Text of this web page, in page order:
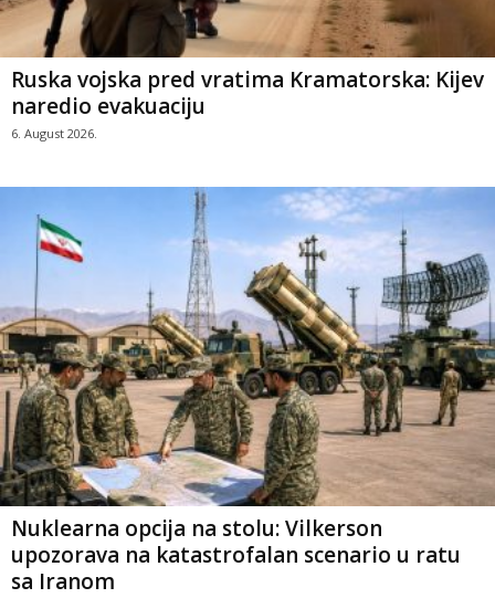
Ruska vojska pred vratima Kramatorska: Kijev
naredio evakuaciju
6. August 2026.
Nuklearna opcija na stolu: Vilkerson
upozorava na katastrofalan scenario u ratu
sa Iranom